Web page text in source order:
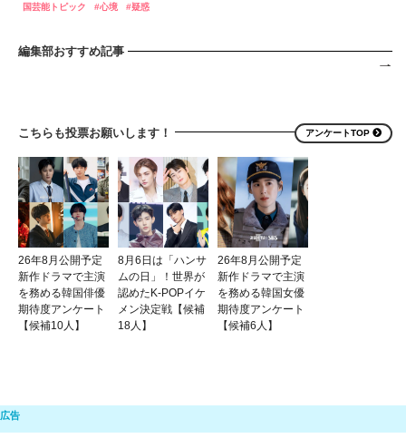
国芸能トピック
心境 疑惑
編集部おすすめ記事
こちらも投票お願いします！ アンケートTOP
26年8月公開予定
新作ドラマで主演
を務める韓国俳優
期待度アンケート
【候補10人】
8月6日は「ハンサ
ムの日」！世界が
認めたK-POPイケ
メン決定戦【候補
18人】
26年8月公開予定
新作ドラマで主演
を務める韓国女優
期待度アンケート
【候補6人】